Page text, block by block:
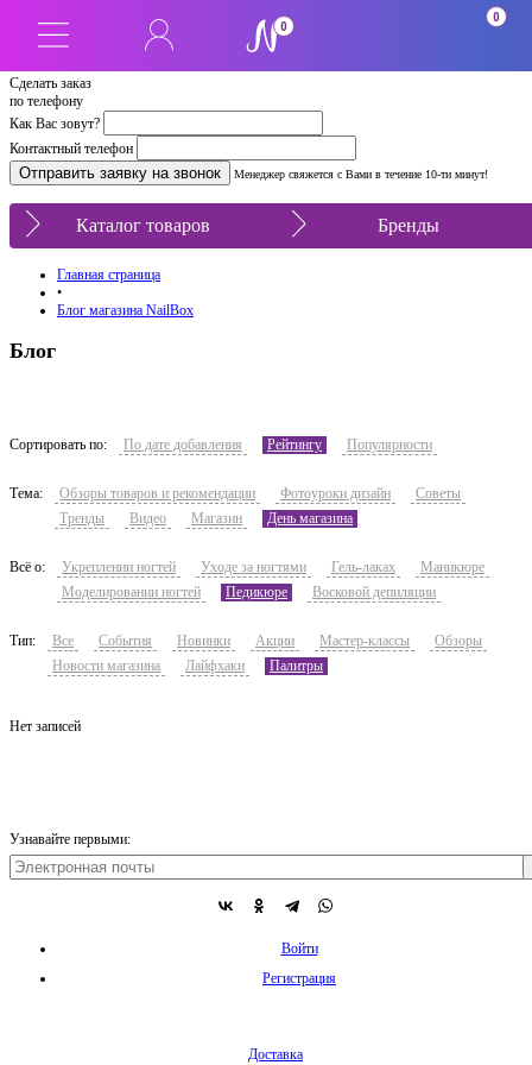
Сделать заказ
по телефону
Как Вас зовут?
Контактный телефон
Менеджер свяжется с Вами в течение 10-ти минут!
0
0
Каталог товаров Бренды
Главная страница
•
Блог магазина NailBox
Блог
Сортировать по: По дате добавления Рейтингу Популярности
Тема: Обзоры товаров и рекомендации Фотоуроки дизайн
Советы
Тренды
Видео Магазин День магазина
Всё о: Укреплении ногтей Уходе за ногтями Гель-лаках
Маникюре
Моделировании ногтей
Педикюре Восковой депиляции
Тип: Все События Новинки Акции Мастер-классы
Обзоры
Новости магазина
Лайфхаки Палитры
Нет записей
Узнавайте первыми:
Войти
Регистрация
Доставка